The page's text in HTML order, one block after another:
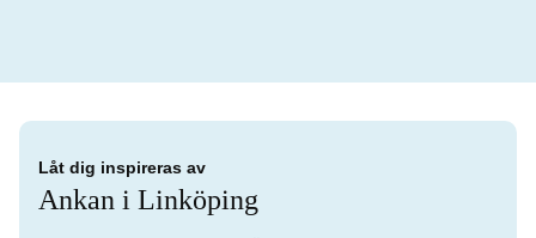
Låt dig inspireras av
Ankan i Linköping